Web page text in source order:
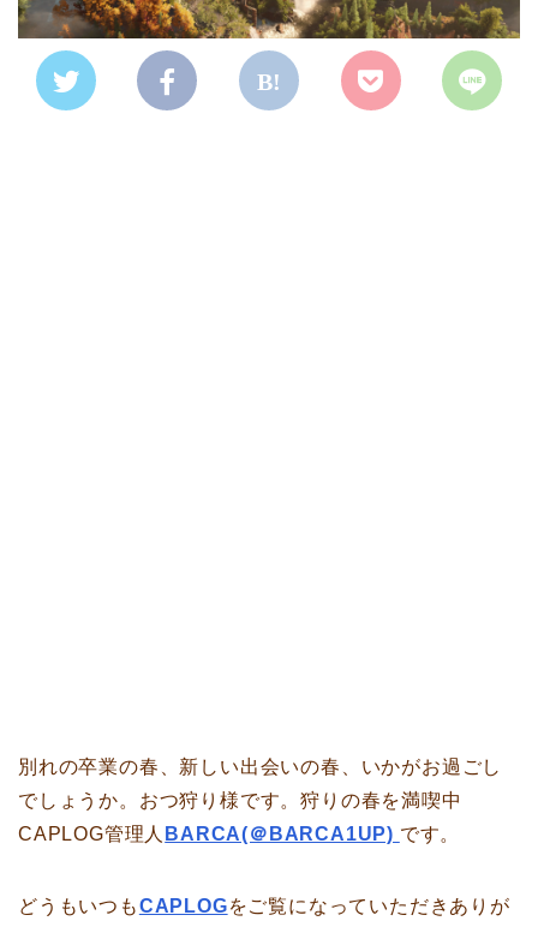
別れの卒業の春、新しい出会いの春、いかがお過ごし
でしょうか。おつ狩り様です。狩りの春を満喫中
CAPLOG管理人 BARCA(＠BARCA1UP) です。
どうもいつもCAPLOGをご覧になっていただきありが